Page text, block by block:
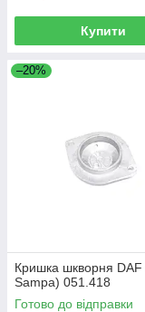
Купити
–20%
Кришка шкворня DAF
Sampa) 051.418
Готово до відправки